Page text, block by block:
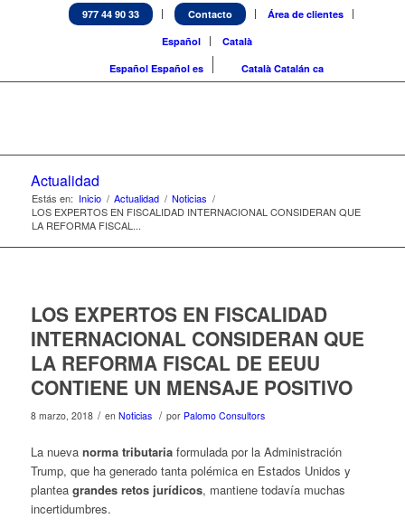
977 44 90 33 Contacto
Área de clientes
Español
Català
Español Español es Català Catalán ca
Actualidad
Estás en: Inicio / Actualidad / Noticias /
LOS EXPERTOS EN FISCALIDAD INTERNACIONAL CONSIDERAN QUE
LA REFORMA FISCAL...
LOS EXPERTOS EN FISCALIDAD
INTERNACIONAL CONSIDERAN QUE
LA REFORMA FISCAL DE EEUU
CONTIENE UN MENSAJE POSITIVO
8 marzo, 2018 / en Noticias / por Palomo Consultors
La nuevanorma tributariaformulada por la Administración
Trump, que ha generado tanta polémica en Estados Unidos y
plantea grandes retos jurídicos, mantiene todavía muchas
incertidumbres.